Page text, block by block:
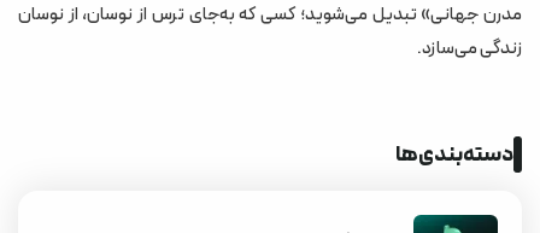
مدرن جهانی» تبدیل می‌شوید؛ کسی که به‌جای ترس از نوسان، از نوسان
زندگی می‌سازد.
دسته‌بندی‌ها